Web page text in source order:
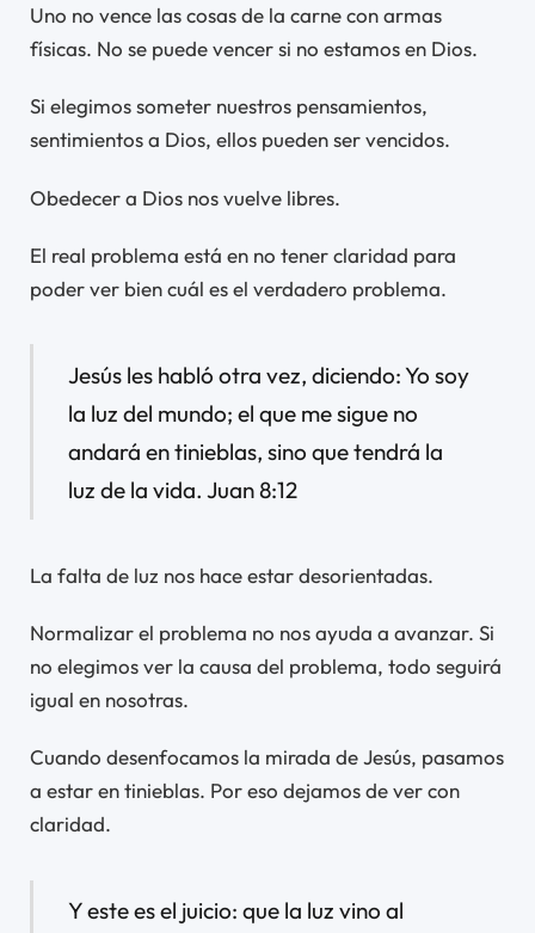
Uno no vence las cosas de la carne con armas
físicas. No se puede vencer si no estamos en Dios.
Si elegimos someter nuestros pensamientos,
sentimientos a Dios, ellos pueden ser vencidos.
Obedecer a Dios nos vuelve libres.
El real problema está en no tener claridad para
poder ver bien cuál es el verdadero problema.
Jesús les habló otra vez, diciendo: Yo soy
la luz del mundo; el que me sigue no
andará en tinieblas, sino que tendrá la
luz de la vida. Juan 8:12
La falta de luz nos hace estar desorientadas.
Normalizar el problema no nos ayuda a avanzar. Si
no elegimos ver la causa del problema, todo seguirá
igual en nosotras.
Cuando desenfocamos la mirada de Jesús, pasamos
a estar en tinieblas. Por eso dejamos de ver con
claridad.
Y este es el juicio: que la luz vino al